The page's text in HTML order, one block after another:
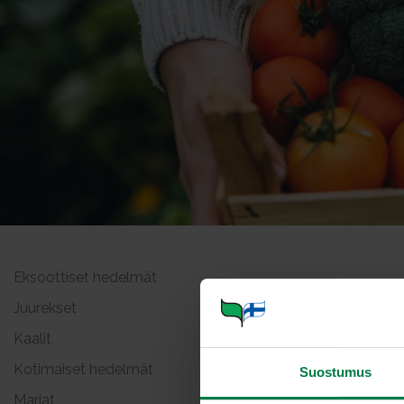
Suostumus
Eksoottiset hedelmät
Juurekset
Kaalit
Kotimaiset hedelmät
Marjat
Maissi